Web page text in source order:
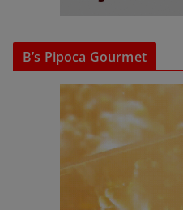
B’s Pipoca Gourmet